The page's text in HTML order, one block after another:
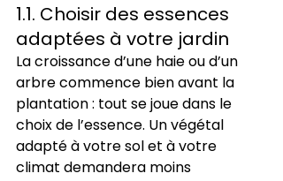
1.1. Choisir des essences
adaptées à votre jardin
La croissance d’une haie ou d’un
arbre commence bien avant la
plantation : tout se joue dans le
choix de l’essence. Un végétal
adapté à votre sol et à votre
climat demandera moins